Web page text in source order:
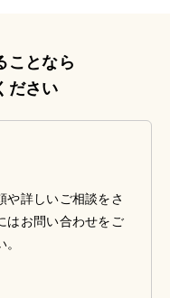
ことなら
ださい
や詳しいご相談をさ
はお問い合わせをご